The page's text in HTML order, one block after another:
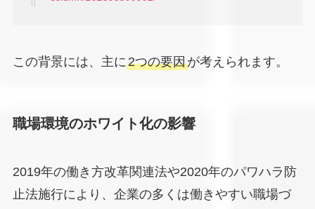
この背景には、主に2つの要因が考えられます。
職場環境のホワイト化の影響
2019年の働き方改革関連法や2020年のパワハラ防
止法施行により、企業の多くは働きやすい職場づ